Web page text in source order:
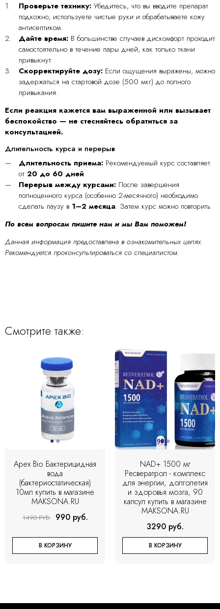
Проверьте технику:Убедитесь, что вы вводите препарат
подкожно, используете чистые руки и обрабатываете кожу
антисептиком.
Дайте время:В большинстве случаев дискомфорт проходит
самостоятельно в течение пары дней, как только ткани
привыкнут.
Скорректируйте дозу:Если ощущения выражены, можно
задержаться на стартовой дозе (500 мкг) до полного
привыкания.
Если реакция кажется вам выраженной или вызывает
беспокойство — не стесняйтесь обратиться за
консультацией.
Длительность курса и перерыв
Длительность приема:Рекомендуемый курс составляет
от 20 до 60 дней.
Перерыв между курсами:После завершения
полноценного курса (особенно 2-месячного) необходимо
сделать паузу в 1–2 месяца. Затем курс можно повторить.
По всем вопросам пишите нам и мы Вам поможем!
Данная информация предоставлена в ознакомительных целях.
Рекомендуется проконсультироваться со специалистом.
Смотрите также:
Apex Bio Бактерицидная
вода
(бактериостатическая)
10мл купить в магазине
MAKSONA.RU
1490 РУБ. 990 руб.
В КОРЗИНУ
NAD+ 1500 мг
Ресвератрол - комплекс
для энергии, долголетия
и здоровья мозга, 90
капсул купить в магазине
MAKSONA.RU
3290 руб.
В КОРЗИНУ